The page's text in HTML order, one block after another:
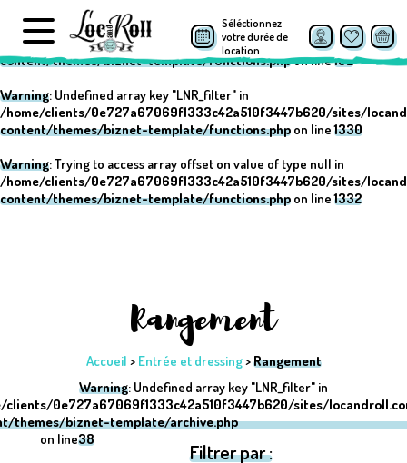
Warning: Undefined array key "post_type" in
/home/clients/0e727a67069f1333c42a510f3447b620/sites/
content/themes/biznet-template/functions.phpon line152
Warning: Undefined array key "LNR_filter" in
/home/clients/0e727a67069f1333c42a510f3447b620/sites/
content/themes/biznet-template/functions.php on line1330
Warning: Trying to access array offset on value of type null in
/home/clients/0e727a67069f1333c42a510f3447b620/sites/
content/themes/biznet-template/functions.php on line1332
Séléctionnez
votre durée de
location
Rangement
Accueil > Entrée et dressing>Rangement
Warning: Undefined array key "LNR_filter" in
clients/0e727a67069f1333c42a510f3447b620/sites/
themes/biznet-template/archive.php
on line38
Filtrer par :